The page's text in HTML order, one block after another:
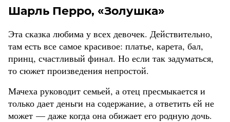
Шарль Перро, «Золушка»
Эта сказка любима у всех девочек. Действительно,
там есть все самое красивое: платье, карета, бал,
принц, счастливый финал. Но если так задуматься,
то сюжет произведения непростой.
Мачеха руководит семьей, а отец пресмыкается и
только дает деньги на содержание, а ответить ей не
может — даже когда она обижает его родную дочь.